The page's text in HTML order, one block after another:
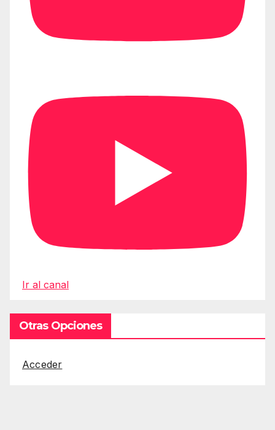
Ir al canal
Otras Opciones
Acceder